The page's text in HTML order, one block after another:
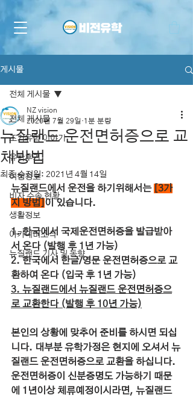
게시물
전체 게시물
조기유학 이야기
유학후기
여행정보
비자 수속 현황
생활정보
아카데미소식
뉴질랜드 기사 및 동향
전체 게시물
뉴질랜드 운전면허증으로 교
체방법
NZ vision
2020년 7월 29일 1분 분량
최종 수정일: 2021년 4월 14일
뉴질랜드에서 운전을 하기위해서는
[3가
지 방법] 이 있습니다.
1. 한국에서 국제운전면허증을 발급받아
서 온다 (발행 후 1년 가능)
2. 한국에서 한글/영문 운전면허증으로 교
환하여 온다 (입국 후 1년 가능)
3. 뉴질랜드에서 뉴질랜드 운전면허증으
로 교환한다 (발행 후 10년 가능)
본인의 상황에 맞추어 준비를 하시면 되십
니다. 대부분 유학가정은 현지에 오셔서 뉴
질랜드 운전면허증으로 교환을 하십니다.
운전면허증이 신분증명도 가능하기 때문
에 1년이상 체류예정이시라면, 뉴질랜드